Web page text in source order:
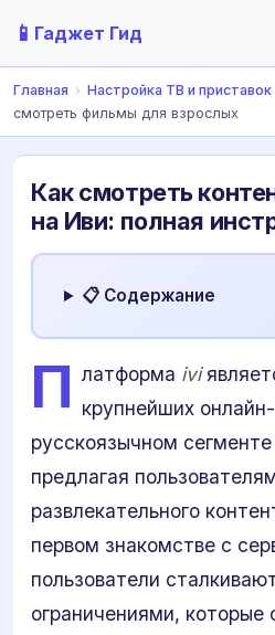
📱 Гаджет Гид
Главная › Настройка ТВ и приставок
смотреть фильмы для взрослых
Как смотреть
на Иви: полная
📋 Содержание
П латформа ivi
крупнейших
русскоязычном
предлагая
развлекательного
первом знакомстве с
пользователи
ограничениями, которые